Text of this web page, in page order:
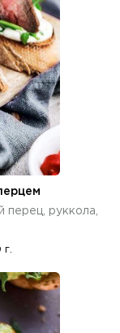
перец, руккола,